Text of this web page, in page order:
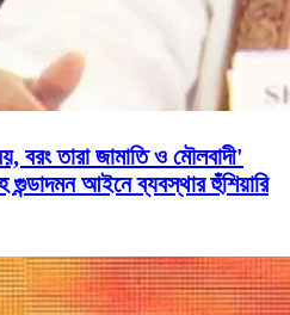
বরং তারা জামাতি ও মৌলবাদী'